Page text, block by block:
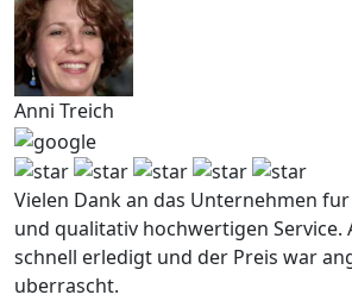
Anni Treich
Vielen Dank an das Unternehmen
und qualitativ hochwertigen Service.
schnell erledigt und der Preis war
uberrascht.